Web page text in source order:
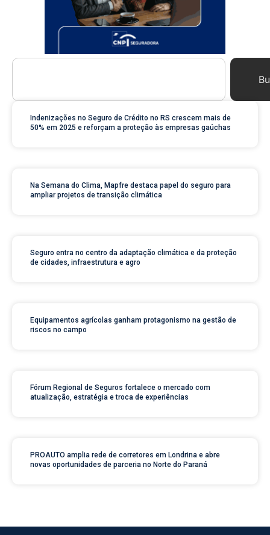
Indenizações no Seguro de Crédito no RS crescem mais de
50% em 2025 e reforçam a proteção às empresas gaúchas
Na Semana do Clima, Mapfre destaca papel do seguro para
ampliar projetos de transição climática
Seguro entra no centro da adaptação climática e da proteção
de cidades, infraestrutura e agro
Equipamentos agrícolas ganham protagonismo na gestão de
riscos no campo
Fórum Regional de Seguros fortalece o mercado com
atualização, estratégia e troca de experiências
PROAUTO amplia rede de corretores em Londrina e abre
novas oportunidades de parceria no Norte do Paraná